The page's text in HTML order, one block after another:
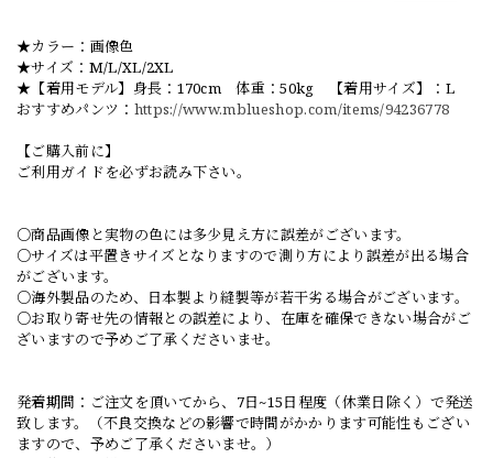
★カラー：画像色
★サイズ：M/L/XL/2XL
★【着用モデル】身長：170cm 体重：50kg 【着用サイズ】：L
おすすめパンツ： https://www.mblueshop.com/items/94236778
【ご購入前に】
ご利用ガイドを必ずお読み下さい。
○商品画像と実物の色には多少見え方に誤差がございます。
○サイズは平置きサイズとなりますので測り方により誤差が出る場合
がございます。
○海外製品のため、日本製より縫製等が若干劣る場合がございます。
○お取り寄せ先の情報との誤差により、在庫を確保できない場合がご
ざいますので予めご了承くださいませ。
発着期間：ご注文を頂いてから、7日~15日程度（休業日除く）で発送
致します。（不良交換などの影響で時間がかかります可能性もござい
ますので、予めご了承くださいませ。）